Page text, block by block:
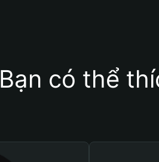
Bạn có thể